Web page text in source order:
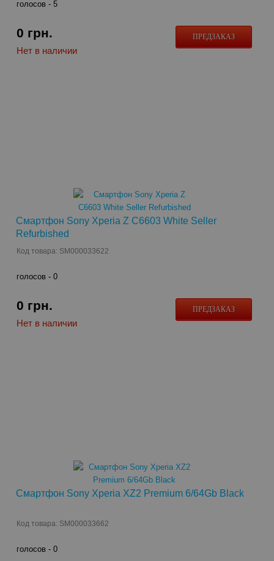
голосов - 5
0 грн.
Нет в наличии
ПРЕДЗАКАЗ
Смартфон Sony Xperia Z C6603 White Seller
Refurbished
Код товара: SM000033622
голосов - 0
0 грн.
Нет в наличии
ПРЕДЗАКАЗ
Смартфон Sony Xperia XZ2 Premium 6/64Gb Black
Код товара: SM000033662
голосов - 0